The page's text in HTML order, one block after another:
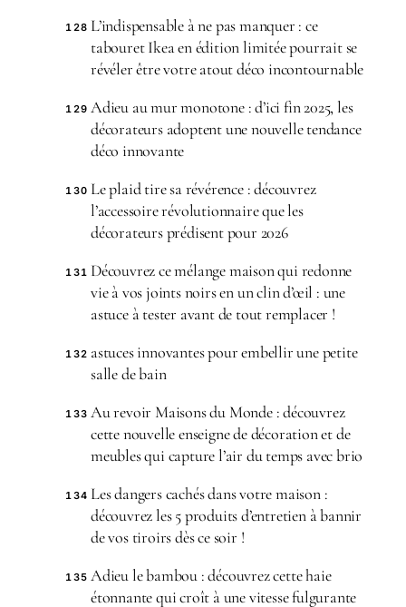
128 L’indispensable à ne pas manquer : ce
tabouret Ikea en édition limitée pourrait se
révéler être votre atout déco incontournable
129 Adieu au mur monotone : d’ici fin 2025, les
décorateurs adoptent une nouvelle tendance
déco innovante
130 Le plaid tire sa révérence : découvrez
l’accessoire révolutionnaire que les
décorateurs prédisent pour 2026
131 Découvrez ce mélange maison qui redonne
vie à vos joints noirs en un clin d’œil : une
astuce à tester avant de tout remplacer !
132 astuces innovantes pour embellir une petite
salle de bain
133 Au revoir Maisons du Monde : découvrez
cette nouvelle enseigne de décoration et de
meubles qui capture l’air du temps avec brio
134 Les dangers cachés dans votre maison :
découvrez les 5 produits d’entretien à bannir
de vos tiroirs dès ce soir !
135 Adieu le bambou : découvrez cette haie
étonnante qui croît à une vitesse fulgurante